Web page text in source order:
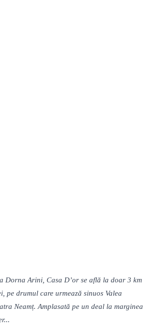
Dorna Arini, Casa D’or se află la doar 3 km
pe drumul care urmează sinuos Valea
Neamț. Amplasată pe un deal la marginea